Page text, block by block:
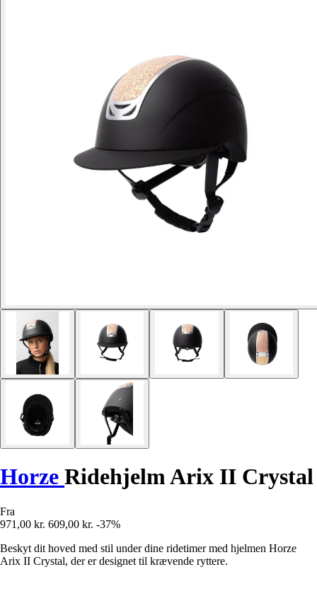
Horze Ridehjelm Arix II Crystal
Fra
971,00 kr. 609,00 kr. -37%
Beskyt dit hoved med stil under dine ridetimer med hjelmen Horze
Arix II Crystal, der er designet til krævende ryttere.